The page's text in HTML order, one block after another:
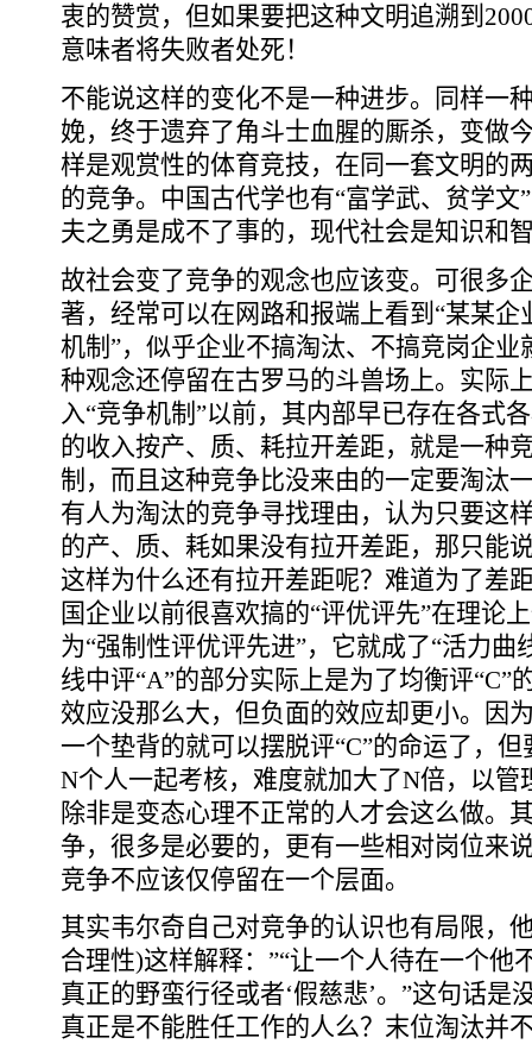
衷的赞赏，但如果要把这种文明追溯到
意味者将失败者处死！
不能说这样的变化不是一种进步。同样一
娩，终于遗弃了角斗士血腥的厮杀，变做
样是观赏性的体育竞技，在同一套文明的
的竞争。中国古代学也有“富学武、贫学
夫之勇是成不了事的，现代社会是知识和
故社会变了竞争的观念也应该变。可很多
著，经常可以在网路和报端上看到“某某
机制”，似乎企业不搞淘汰、不搞竞岗企
种观念还停留在古罗马的斗兽场上。实际
入“竞争机制”以前，其内部早已存在各式
的收入按产、质、耗拉开差距，就是一种
制，而且这种竞争比没来由的一定要淘汰
有人为淘汰的竞争寻找理由，认为只要这
的产、质、耗如果没有拉开差距，那只能
这样为什么还有拉开差距呢？难道为了差
国企业以前很喜欢搞的“评优评先”在理论
为“强制性评优评先进”，它就成了“活力曲
线中评“A”的部分实际上是为了均衡评“C”
效应没那么大，但负面的效应却更小。因
一个垫背的就可以摆脱评“C”的命运了，
N个人一起考核，难度就加大了N倍，以
除非是变态心理不正常的人才会这么做。
争，很多是必要的，更有一些相对岗位来
竞争不应该仅停留在一个层面。
其实韦尔奇自己对竞争的认识也有局限，
合理性)这样解释：”“让一个人待在一个他
真正的野蛮行径或者‘假慈悲’。”这句话是
真正是不能胜任工作的人么？末位淘汰并